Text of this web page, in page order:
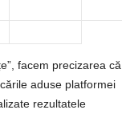
facem precizarea că
aduse platformei
rezultatele